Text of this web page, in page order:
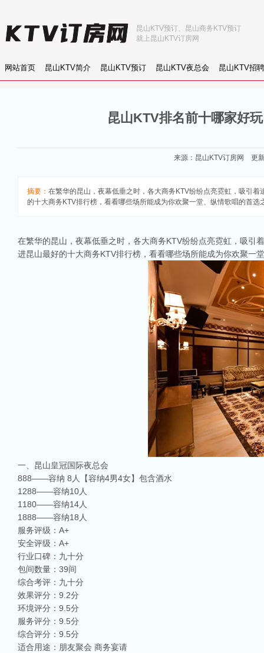
网站首页 昆山KTV简介 昆山KTV预订 昆山KTV夜总会 昆山KTV招聘
昆山KTV预订、昆山商务KTV预订
就上昆山KTV订房网
昆山KTV排名前十哪家好
来源： 昆山KTV订房网 更
摘要： 在繁华的昆山，夜幕低垂之时，各大商务KTV纷纷点亮霓虹，吸引
的十大商务KTV排行榜，看看哪些场所能成为你欢聚一堂、纵情歌唱的首选
在繁华的昆山，夜幕低垂之时，各大商务KTV纷纷点亮霓虹，吸引
进昆山最好的十大商务KTV排行榜，看看哪些场所能成为你欢聚一
一、昆山皇冠国际夜总会
888——容纳 8人【容纳4男4女】包含酒水
1288——容纳10人
1180——容纳14人
1888——容纳18人
服务评级：A+
安全评级：A+
行业口碑：九十分
包间数量：39间
综合考评：九十分
效果评分：9.2分
环境评分：9.5分
服务评分：9.5分
综合评分：9.5分
适合用途：朋友聚会 商务宴请